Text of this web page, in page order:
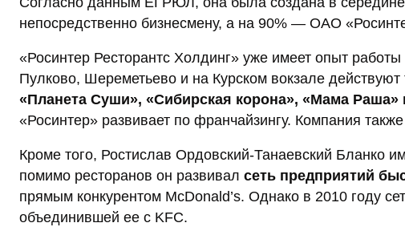
непосредственно бизнесмену, а на 90% — ОАО
«Росинтер Ресторантс Холдинг» уже имеет опыт
Пулково, Шереметьево и на Курском вокзале действуют
«Планета Суши», «Сибирская корона», «Мама Раша»
«Росинтер» развивает по франчайзингу. Компания
Кроме того, Ростислав Ордовский-Танаевский Бланко
помимо ресторанов он развивал сеть предприятий
прямым конкурентом McDonald’s. Однако в 2010 году
объединившей ее с KFC.